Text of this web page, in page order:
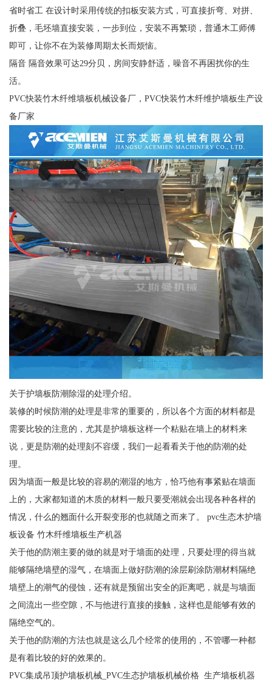
省时省工 在设计时采用传统的扣板安装方式，可直接折弯、对拼、
折叠，毛坯墙直接安装，一步到位，安装不再繁琐，普通木工师傅
即可，让你不在为装修周期太长而烦恼。
隔音 隔音效果可达29分贝，房间安静舒适，噪音不再困扰你的生
活。
PVC快装竹木纤维墙板机械设备厂，PVC快装竹木纤维护墙板生产设
备厂家
关于护墙板防潮除湿的处理介绍。
装修的时候防潮的处理是非常的重要的，所以各个方面的材料都是
需要比较的注意的，尤其是护墙板这样一个粘贴在墙上的材料来
说，更是防潮的处理刻不容缓，我们一起看看关于他的防潮的处
理。
因为墙面一般是比较的容易的潮湿的地方，恰巧他有事紧贴在墙面
上的，大家都知道的木质的材料一般只要受潮就会出现各种各样的
情况，什么的翘面什么开裂变形的也就随之而来了。 pvc生态木护墙
板设备 竹木纤维墙板生产机器
关于他的防潮主要的做的就是对于墙面的处理，只要处理的得当就
能够隔绝墙壁的湿气，在墙面上做好防潮的涂层刷涂防潮材料隔绝
墙壁上的潮气的侵蚀，还有就是预留出安全的距离吧，就是与墙面
之间流出一些空隙，不与他进行直接的接触，这样也是能够有效的
隔绝空气的。
关于他的防潮的方法也就是这么几个经常的使用的，不管哪一种都
是有着比较的好的效果的。
PVC集成吊顶护墙板机械_PVC生态护墙板机械价格 生产墙板机器